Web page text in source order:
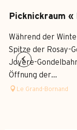
Picknickraum
Während der
Spitze der Rosay-
Joyère-
Öffnung der...
Le Grand-Bornand